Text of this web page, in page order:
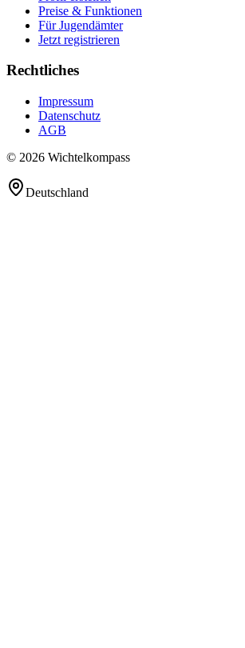
Preise & Funktionen
Für Jugendämter
Jetzt registrieren
Rechtliches
Impressum
Datenschutz
AGB
© 2026 Wichtelkompass
Deutschland